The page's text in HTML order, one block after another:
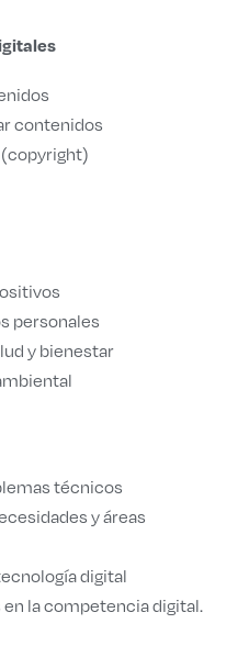
contenidos
personales
y bienestar
técnicos
y áreas
digital
la competencia digital.